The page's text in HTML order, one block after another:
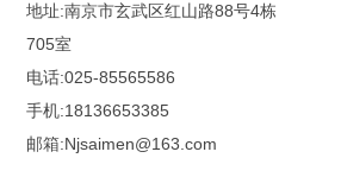
地址:南京市玄武区红山路88号4栋
705室
电话:025-85565586
手机:18136653385
邮箱:Njsaimen@163.com